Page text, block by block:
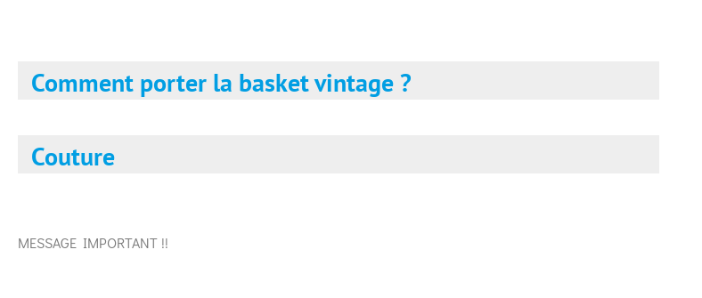
Comment porter la basket vintage ?
Couture
MESSAGE IMPORTANT !!